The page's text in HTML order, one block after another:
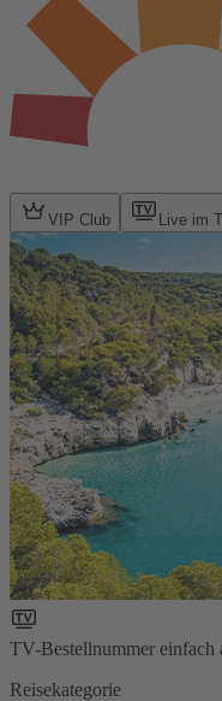
VIP Club Live im
TV-Bestellnummer einfach
Reisekategorie